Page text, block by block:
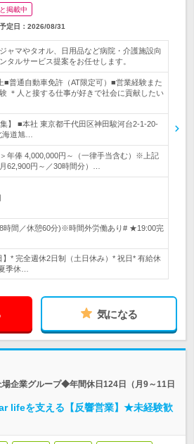
掲載中
定日： 2026/08/31
ャマやタオル、日用品など病院・介護施設向
タルサービス提案をお任せします。
■普通自動車免許（AT限定可）■営業経験また
＊人と接する仕事が好きで社会に貢献したい
集】 ■本社 東京都千代田区神田駿河台2-1-20-
道旭…
年俸 4,000,000円～（一律手当含む）※上記
62,900円～／30時間分）…
時間／休憩60分)※時間外労働あり# ★19:00完
】* 完全週休2日制（土日休み）* 祝日* 有給休
季休…
気になる
企業グループ◆年間休日124日（月9～11日
lifeを支える【反響営業】★未経験歓